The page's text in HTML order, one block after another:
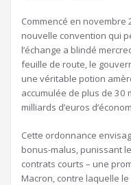
Commencé en
nouvelle convention qui
l’échange a blindé
feuille de route, le
une véritable potion
accumulée de plus de 30
milliards d’euros
Cette ordonnance
bonus-malus, punissant
contrats courts – une
Macron, contre laquelle